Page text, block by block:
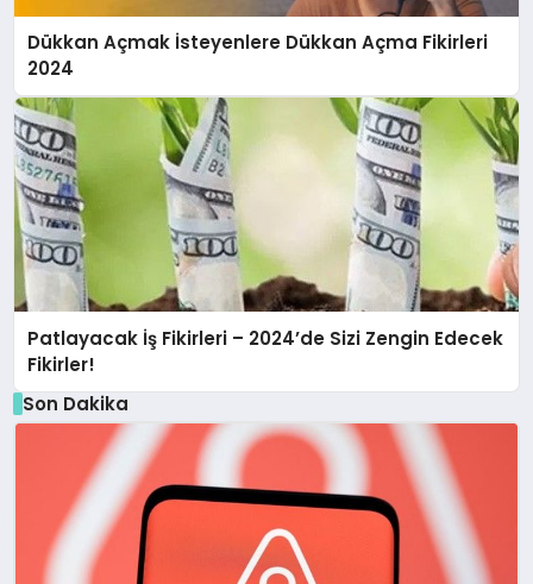
Dükkan Açmak İsteyenlere Dükkan Açma Fikirleri
2024
Patlayacak İş Fikirleri – 2024’de Sizi Zengin Edecek
Fikirler!
Son Dakika